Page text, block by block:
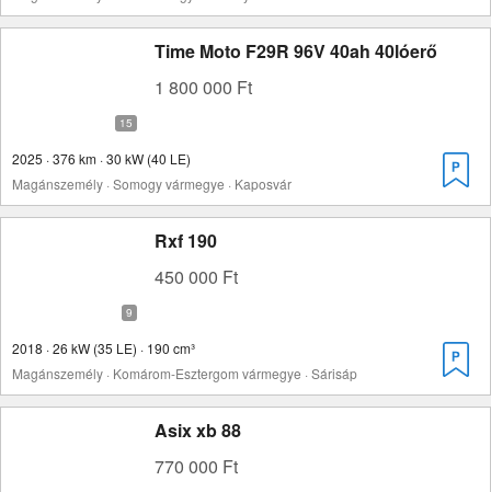
Time Moto F29R 96V 40ah 40lóerő
1 800 000 Ft
2025 · 376 km · 30 kW (40 LE)
Magánszemély · Somogy vármegye · Kaposvár
Rxf 190
450 000 Ft
2018 · 26 kW (35 LE) · 190 cm³
Magánszemély · Komárom-Esztergom vármegye · Sárisáp
Asix xb 88
770 000 Ft